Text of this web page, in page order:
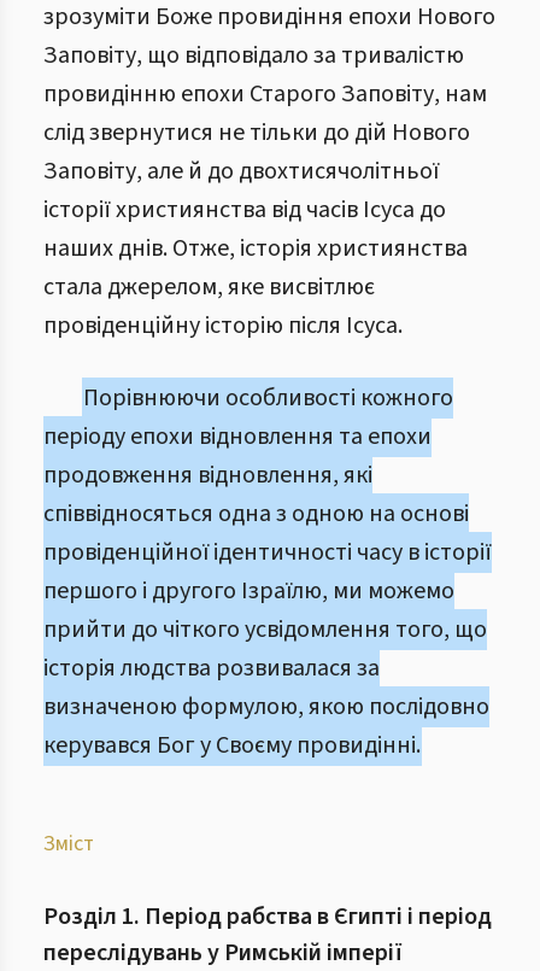
зрозуміти Боже провидіння епохи Нового
Заповіту, що відповідало за тривалістю
провидінню епохи Старого Заповіту, нам
слід звернутися не тільки до дій Нового
Заповіту, але й до двохтисячолітньої
історії християнства від часів Ісуса до
наших днів. Отже, історія християнства
стала джерелом, яке висвітлює
провіденційну історію після Ісуса.
Порівнюючи особливості кожного
періоду епохи відновлення та епохи
продовження відновлення, які
співвідносяться одна з одною на основі
провіденційної ідентичності часу в історії
першого і другого Ізраїлю, ми можемо
прийти до чіткого усвідомлення того, що
історія людства розвивалася за
визначеною формулою, якою послідовно
керувався Бог у Своєму провидінні.
Зміст
Розділ 1. Період рабства в Єгипті і період
переслідувань у Римській імперії